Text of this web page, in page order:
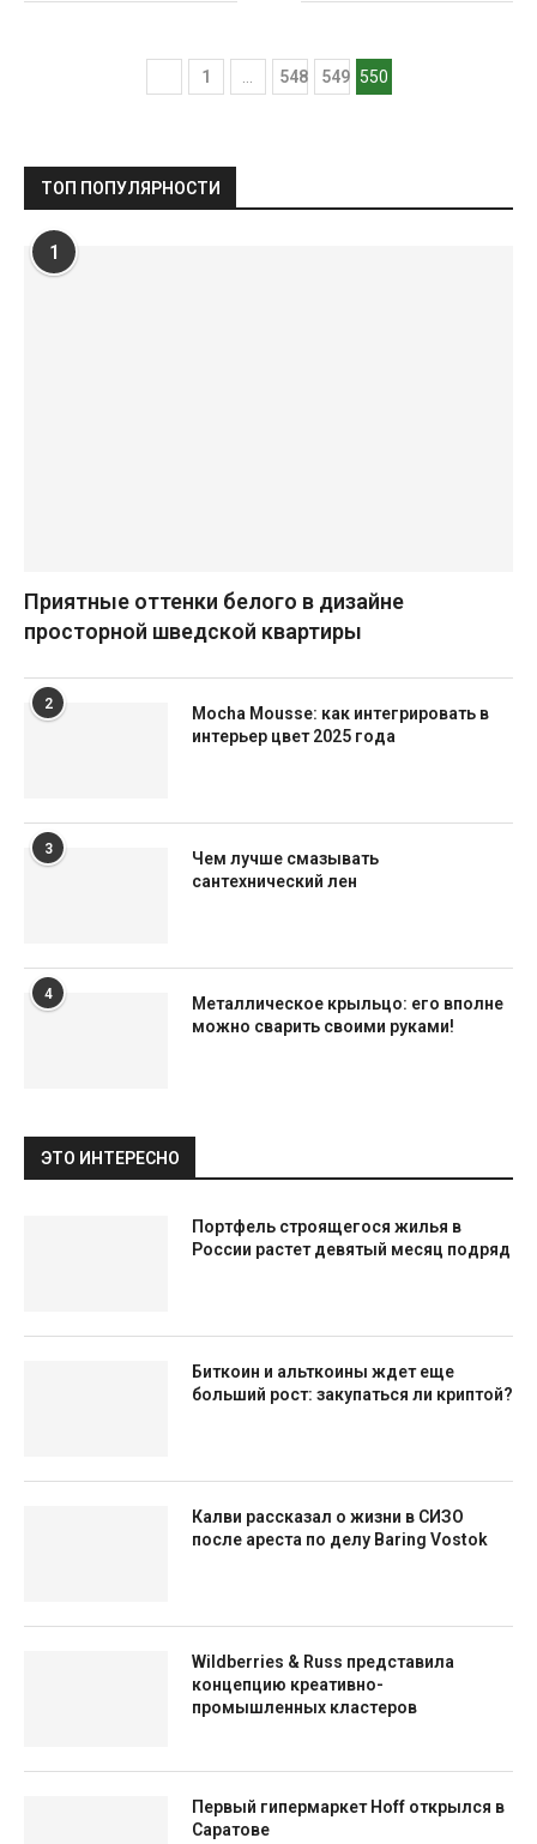
1 548 549 550
ТОП ПОПУЛЯРНОСТИ
1
Приятные оттенки белого в дизайне
просторной шведской квартиры
2
Mocha Mousse: как интегрировать в
интерьер цвет 2025 года
3
Чем лучше смазывать
сантехнический лен
4
Металлическое крыльцо: его вполне
можно сварить своими руками!
ЭТО ИНТЕРЕСНО
Портфель строящегося жилья в
России растет девятый месяц подряд
Биткоин и альткоины ждет еще
больший рост: закупаться ли криптой?
Калви рассказал о жизни в СИЗО
после ареста по делу Baring Vostok
Wildberries & Russ представила
концепцию креативно-
промышленных кластеров
Первый гипермаркет Hoff открылся в
Саратове